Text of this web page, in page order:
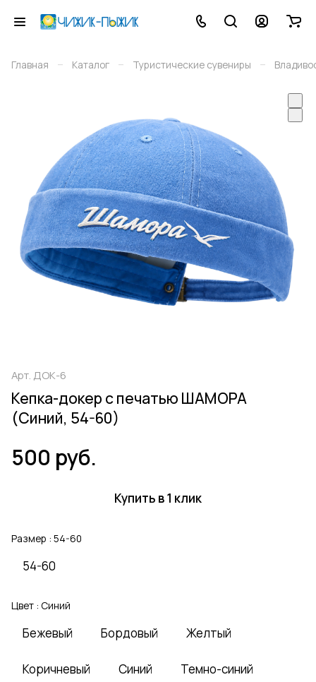
Главная – Каталог – Туристические сувениры –
Арт. ДОК-6
Кепка-докер с печатью ШАМОРА
(Синий, 54-60)
500 руб.
Купить в 1 клик
Размер : 54-60
54-60
Цвет : Синий
Бежевый Бордовый Желтый
Коричневый Синий Темно-синий